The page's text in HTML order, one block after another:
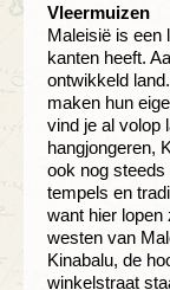
Vleermuizen
Maleisië is een
kanten heeft.
ontwikkeld
maken hun
vind je al volop
hangjongeren,
ook nog steeds
tempels en
want hier lopen
westen van
Kinabalu, de
winkelstraat